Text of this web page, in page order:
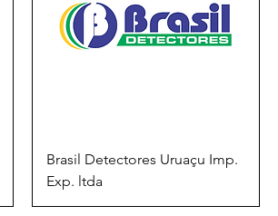
Brasil Detectores Uruaçu Imp.
Exp. ltda